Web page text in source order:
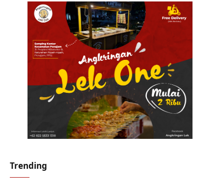
Trending